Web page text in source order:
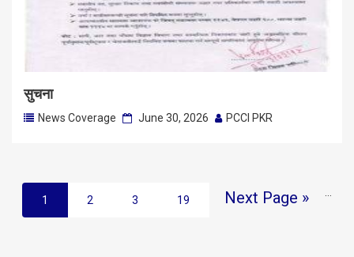
सुचना
News Coverage June 30, 2026 PCCI PKR
1 2 3 19 Next Page »